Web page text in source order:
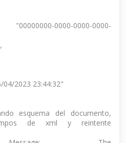
0000-0000-0000-
04/2023 23:44:32"
esquema del documento,
de xml y reintente